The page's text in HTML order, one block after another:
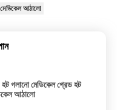
মেডিকেল আঠালো
গলানো মেডিকেল গ্রেড হট
আঠালো